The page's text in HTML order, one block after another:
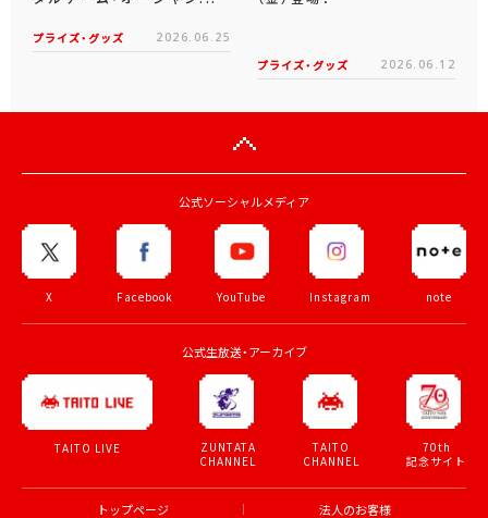
プライズ・グッズ 2026.06.25
プライズ・グッズ 2026.06.12
公式ソーシャルメディア
X Facebook YouTube Instagram note
公式生放送・アーカイブ
TAITO LIVE
ZUNTATA
CHANNEL
TAITO
CHANNEL
70th
記念サイト
トップページ 法人のお客様